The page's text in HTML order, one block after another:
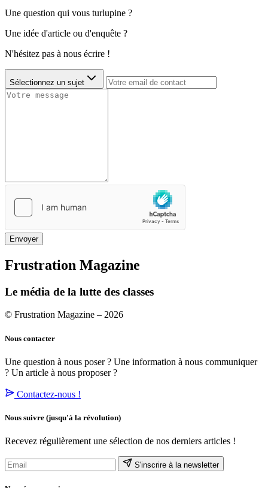
Une question qui vous turlupine ?
Une idée d'article ou d'enquête ?
N'hésitez pas à nous écrire !
Sélectionnez un sujet
Envoyer
Frustration Magazine
Le média de la lutte des classes
© Frustration Magazine – 2026
Nous contacter
Une question à nous poser ? Une information à nous communiquer
? Un article à nous proposer ?
Contactez-nous !
Nous suivre (jusqu'à la révolution)
Recevez régulièrement une sélection de nos derniers articles !
S'inscrire à la newsletter